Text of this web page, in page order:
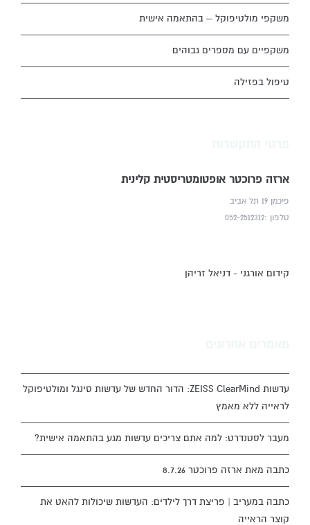
משקפי מולטיפוקל – בהתאמה אישית
משקפיים עם מספרים גבוהים
טיפול בפזילה
ארזה פרוכטר אופטומטריסטית קלינית
פיכמן 19 תל אביב
טלפון :052-2512312
קידום אורגני - דניאל זריהן
עדשות ZEISS ClearMind: הדור החדש של עדשות סינגל ומולטיפוקל
לראייה ללא מאמץ
מעבר לסטנדרט: למה אתם צריכים עדשות מגע בהתאמה אישית?
כתבה מאת ארזה פרוכטר 8.7.26
כתבה במעריב | פריצת דרך לילדים: העדשות שיכולות להאט את
קוצר הראייה